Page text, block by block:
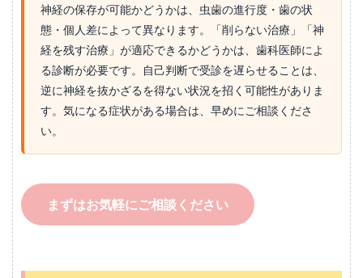
神経の保存が可能かどうかは、虫歯の進行度・歯の状
態・個人差によって異なります。「削らない治療」「神
経を残す治療」が適応できるかどうかは、歯科医師によ
る診断が必要です。自己判断で受診を遅らせることは、
逆に神経を抜かざるを得ない状況を招く可能性がありま
す。気になる症状がある場合は、早めにご相談くださ
い。
まずはお気軽にご相談ください